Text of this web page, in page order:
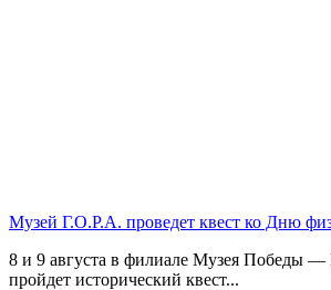
Музей Г.О.Р.А. проведет квест ко Дню
8 и 9 августа в филиале Музея Победы
пройдет исторический квест...